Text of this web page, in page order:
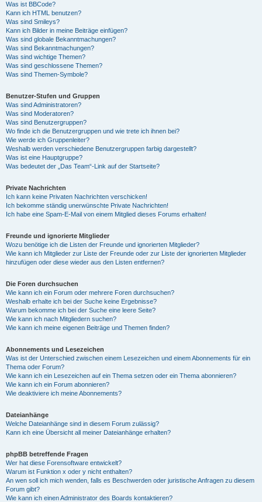
Was ist BBCode?
Kann ich HTML benutzen?
Was sind Smileys?
Kann ich Bilder in meine Beiträge einfügen?
Was sind globale Bekanntmachungen?
Was sind Bekanntmachungen?
Was sind wichtige Themen?
Was sind geschlossene Themen?
Was sind Themen-Symbole?
Benutzer-Stufen und Gruppen
Was sind Administratoren?
Was sind Moderatoren?
Was sind Benutzergruppen?
Wo finde ich die Benutzergruppen und wie trete ich ihnen bei?
Wie werde ich Gruppenleiter?
Weshalb werden verschiedene Benutzergruppen farbig dargestellt?
Was ist eine Hauptgruppe?
Was bedeutet der „Das Team“-Link auf der Startseite?
Private Nachrichten
Ich kann keine Privaten Nachrichten verschicken!
Ich bekomme ständig unerwünschte Private Nachrichten!
Ich habe eine Spam-E-Mail von einem Mitglied dieses Forums erhalten!
Freunde und ignorierte Mitglieder
Wozu benötige ich die Listen der Freunde und ignorierten Mitglieder?
Wie kann ich Mitglieder zur Liste der Freunde oder zur Liste der ignorierten Mitglieder
hinzufügen oder diese wieder aus den Listen entfernen?
Die Foren durchsuchen
Wie kann ich ein Forum oder mehrere Foren durchsuchen?
Weshalb erhalte ich bei der Suche keine Ergebnisse?
Warum bekomme ich bei der Suche eine leere Seite?
Wie kann ich nach Mitgliedern suchen?
Wie kann ich meine eigenen Beiträge und Themen finden?
Abonnements und Lesezeichen
Was ist der Unterschied zwischen einem Lesezeichen und einem Abonnements für ein
Thema oder Forum?
Wie kann ich ein Lesezeichen auf ein Thema setzen oder ein Thema abonnieren?
Wie kann ich ein Forum abonnieren?
Wie deaktiviere ich meine Abonnements?
Dateianhänge
Welche Dateianhänge sind in diesem Forum zulässig?
Kann ich eine Übersicht all meiner Dateianhänge erhalten?
phpBB betreffende Fragen
Wer hat diese Forensoftware entwickelt?
Warum ist Funktion x oder y nicht enthalten?
An wen soll ich mich wenden, falls es Beschwerden oder juristische Anfragen zu diesem
Forum gibt?
Wie kann ich einen Administrator des Boards kontaktieren?